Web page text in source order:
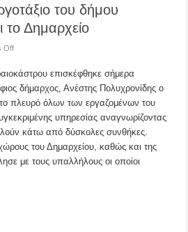
του δήμου
το Δημαρχείο
Offon
στα
σχέδιά
μας
η
ιδιωτικοποίηση
δημοτικών
υπηρεσιών
όπως
καθαριότητας»,
ο
επισκέφθηκε σήμερα
δήμαρχος, Ανέστης Πολυχρονίδης ο
πλευρό όλων των εργαζομένων του
υπηρεσίας αναγνωρίζοντας
κάτω από δύσκολες συνθήκες.
του Δημαρχείου, καθώς και της
με τους υπαλλήλους οι οποίοι